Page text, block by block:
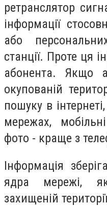
ретранслятор
інформації
або
станції. Проте ця
абонента. Якщо
окупованій
пошуку в
мережах,
фото - краще з
Інформація
ядра мережі,
захищеній